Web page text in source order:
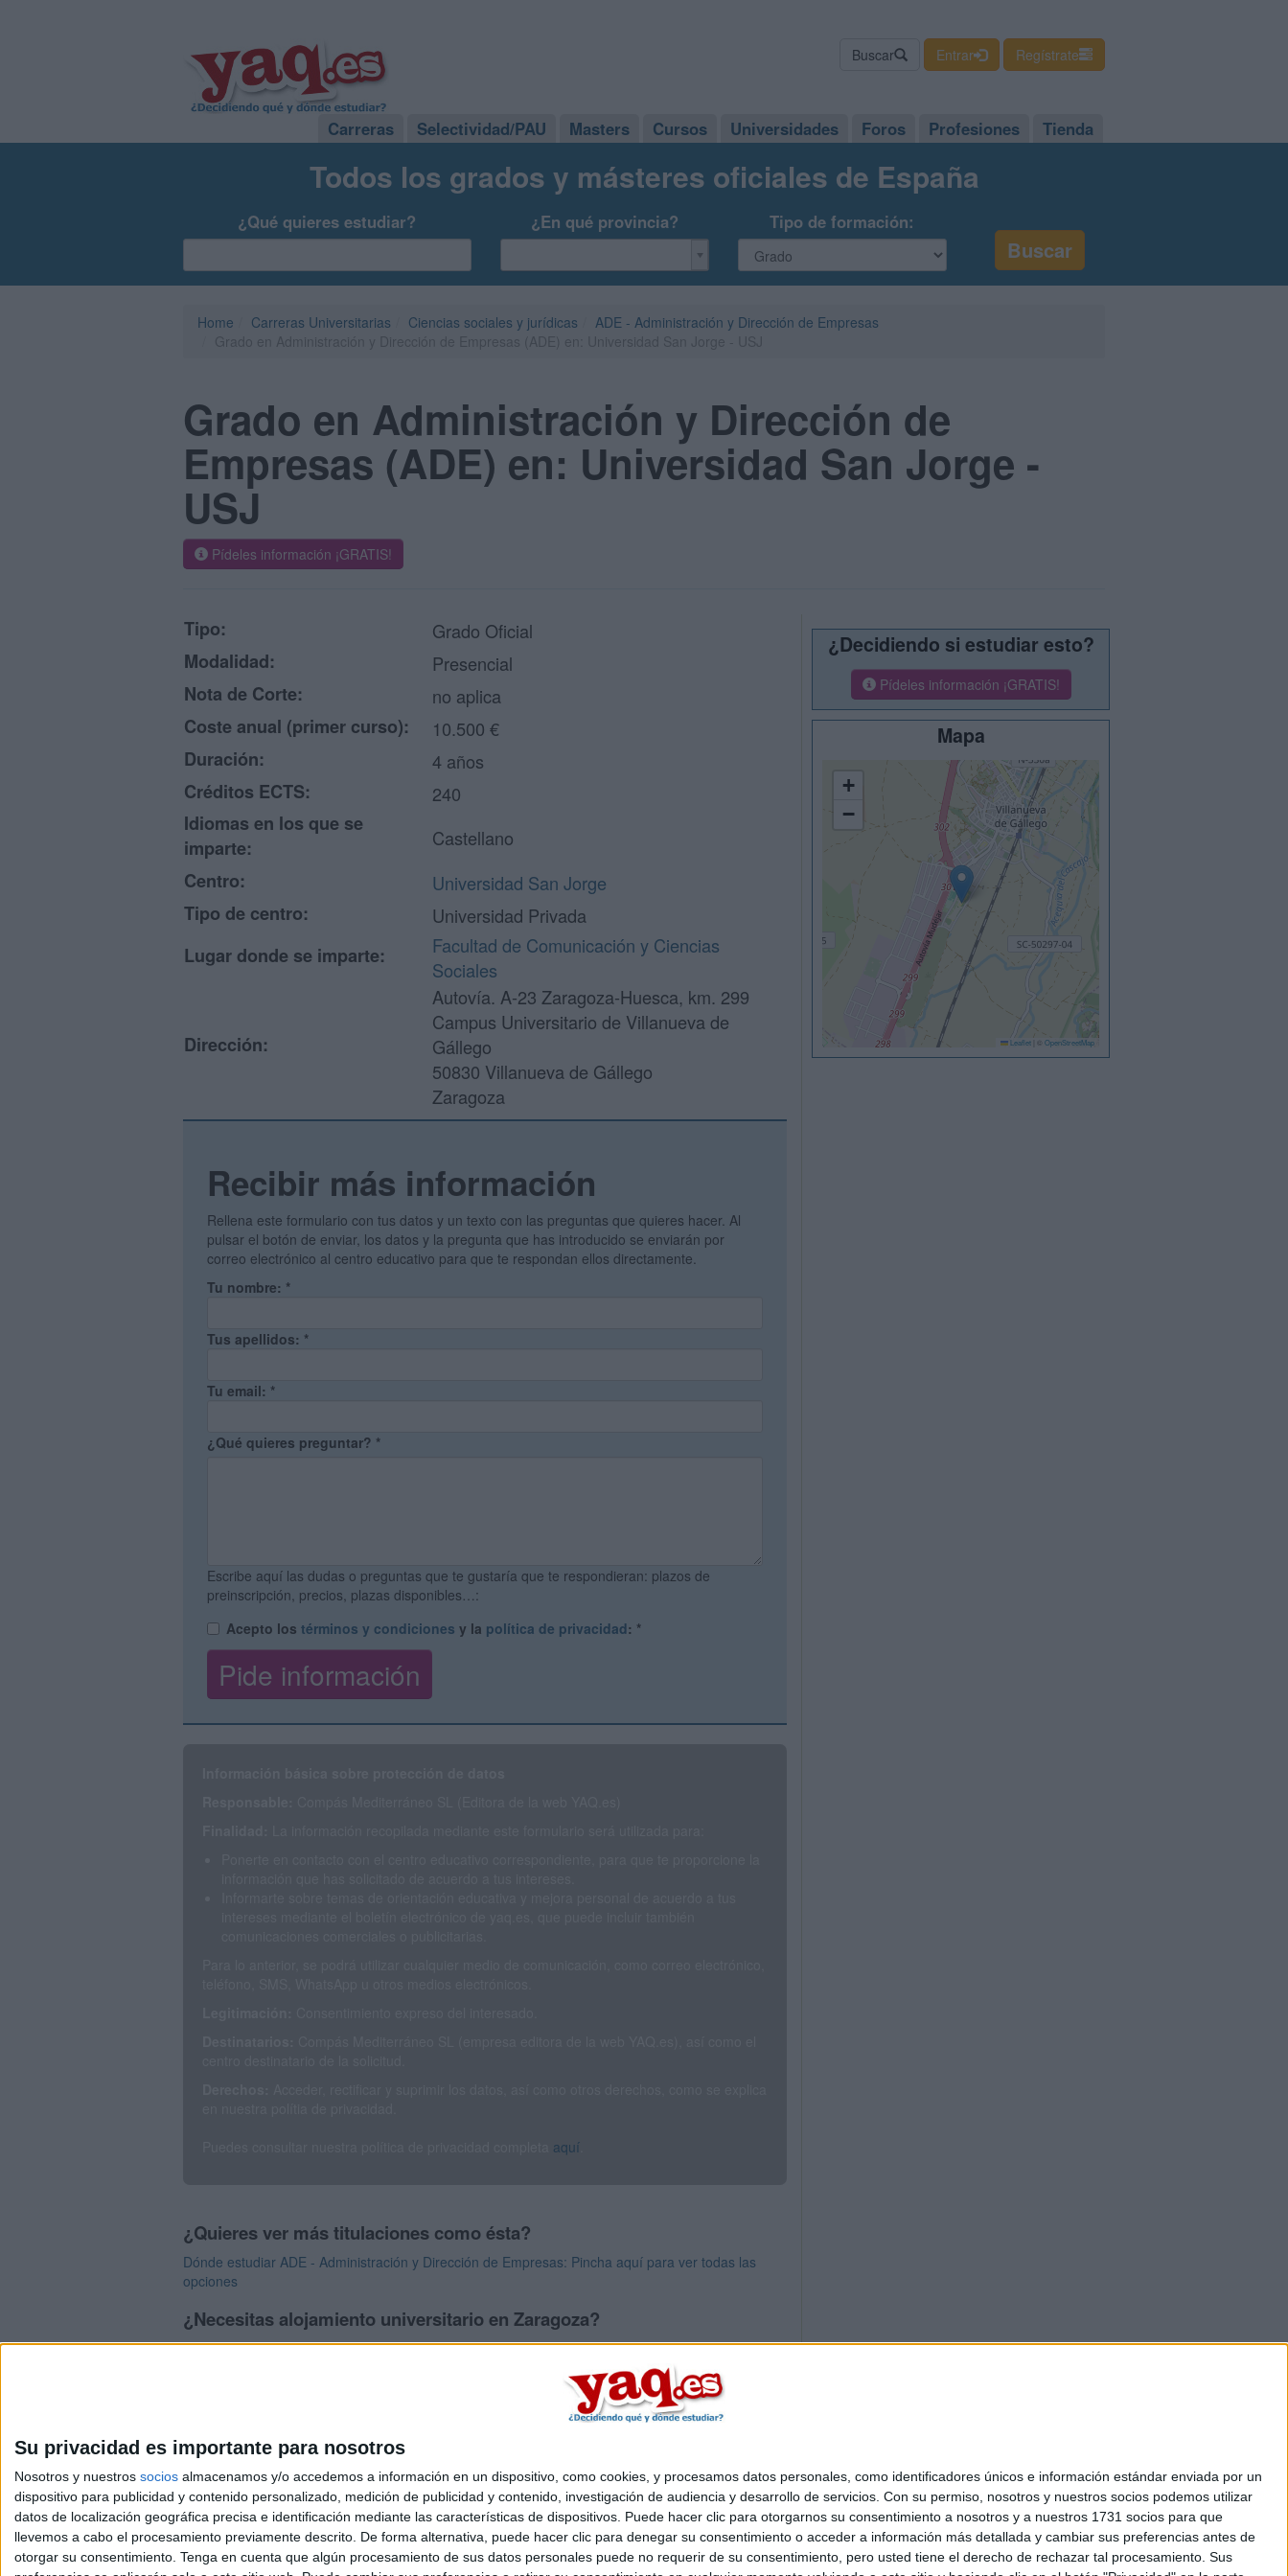
Su privacidad es importante para nosotros
Nosotros y nuestros socios almacenamos y/o accedemos a información en un dispositivo, como cookies, y procesamos datos personales, como identificadores únicos e información estándar enviada por un
dispositivo para publicidad y contenido personalizado, medición de publicidad y contenido, investigación de audiencia y desarrollo de servicios. Con su permiso, nosotros y nuestros socios podemos utilizar
datos de localización geográfica precisa e identificación mediante las características de dispositivos. Puede hacer clic para otorgarnos su consentimiento a nosotros y a nuestros 1731 socios para que
llevemos a cabo el procesamiento previamente descrito. De forma alternativa, puede hacer clic para denegar su consentimiento o acceder a información más detallada y cambiar sus preferencias antes de
otorgar su consentimiento. Tenga en cuenta que algún procesamiento de sus datos personales puede no requerir de su consentimiento, pero usted tiene el derecho de rechazar tal procesamiento. Sus
Buscar Entrar Regístrate
Carreras Selectividad/PAU Masters Cursos Universidades Foros Profesiones Tienda
Todos los grados y másteres oficiales de España
¿Qué quieres estudiar? ¿En qué provincia? Tipo de formación:
Home Carreras Universitarias Ciencias sociales y jurídicas
ADE - Administración y Dirección de Empresas
Grado en Administración y Dirección de
Empresas (ADE) en: Universidad San Jorge -
USJ
Pídeles información ¡GRATIS!
Tipo:
Grado Oficial
Modalidad:
Presencial
Nota de Corte:
no aplica
Coste anual (primer curso):
10.500 €
Duración:
4 años
Créditos ECTS:
240
Idiomas en los que se
imparte:
Castellano
Centro:
Universidad San Jorge
Tipo de centro:
Universidad Privada
Lugar donde se imparte:
Facultad de Comunicación y Ciencias
Sociales
Dirección:
Autovía. A-23 Zaragoza-Huesca, km. 299
Campus Universitario de Villanueva de
Gállego
50830 Villanueva de Gállego
Zaragoza
Recibir más información
Rellena este formulario con tus datos y un texto con las preguntas que quieres hacer. Al
pulsar el botón de enviar, los datos y la pregunta que has introducido se enviarán por
correo electrónico al centro educativo para que te respondan ellos directamente.
Tu nombre: *
Tus apellidos: *
Tu email: *
¿Qué quieres preguntar? *
Escribe aquí las dudas o preguntas que te gustaría que te respondieran: plazos de
preinscripción, precios, plazas disponibles…:
Acepto los términos y condiciones y la política de privacidad: *
aquí
¿Quieres ver más titulaciones como ésta?
Dónde estudiar ADE - Administración y Dirección de Empresas: Pincha aquí para ver todas las
opciones
¿Necesitas alojamiento universitario en Zaragoza?
>> Residencias de estudiantes y colegios mayores en Zaragoza
¿Decidiendo si estudiar esto?
Pídeles información ¡GRATIS!
Mapa
+
−
Leaflet © OpenStreetMap
Quiénes somos|Contactar|Anúnciate
Aviso legal|Politica de privacidad|Condiciones generales|Política de cookies
© 2003-2026Compás Mediterráneo S.L.- Diego de León 47 - 28006 Madrid [ESPAÑA] - Tel. +34 91 593 2767